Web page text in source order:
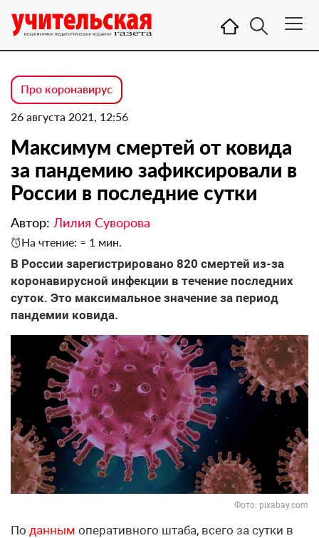
Про коронавирус
26 августа 2021, 12:56
Максимум смертей от ковида
за пандемию зафиксировали в
России в последние сутки
Автор: Лилия Суворова
На чтение: ≈ 1 мин.
В России зарегистрировано 820 смертей из-за
коронавирусной инфекции в течение последних
суток. Это максимальное значение за период
пандемии ковида.
Фото: pixabay.com
По данным оперативного штаба, всего за сутки в